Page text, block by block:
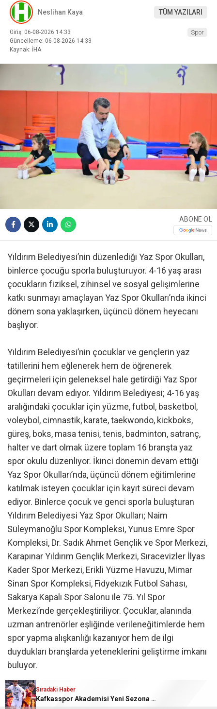
Neslihan Kaya TÜM YAZILARI
Giriş: 06-08-2026 14:33
Güncelleme: 06-08-2026 14:33
Kaynak: İHA
Spor
ABONE OL
Yıldırım Belediyesi’nin düzenlediği Yaz Spor Okulları,
binlerce çocuğu sporla buluşturuyor. 4-16 yaş arası
çocukların fiziksel, zihinsel ve sosyal gelişimlerine
katkı sunmayı amaçlayan Yaz Spor Okulları’nda ikinci
dönem sona yaklaşırken, üçüncü dönem heyecanı
başlıyor.
Yıldırım Belediyesi’nin çocuklar ve gençlerin yaz
tatillerini hem eğlenerek hem de öğrenerek
geçirmeleri için geleneksel hale getirdiği Yaz Spor
Okulları devam ediyor. Yıldırım Belediyesi; 4-16 yaş
aralığındaki çocuklar için yüzme, futbol, basketbol,
voleybol, cimnastik, karate, taekwondo, kickboks,
güreş, boks, masa tenisi, tenis, badminton, satranç,
halter ve dart olmak üzere toplam 16 branşta yaz
spor okulu düzenliyor. İkinci dönemin devam ettiği
Yaz Spor Okulları’nda, üçüncü dönem eğitimlerine
katılmak isteyen çocuklar için kayıt süreci devam
ediyor. Binlerce çocuk ve genci sporla buluşturan
Yıldırım Belediyesi Yaz Spor Okulları; Naim
Süleymanoğlu Spor Kompleksi, Yunus Emre Spor
Kompleksi, Dr. Sadık Ahmet Gençlik ve Spor Merkezi,
Karapınar Yıldırım Gençlik Merkezi, Sıracevizler İlyas
Kader Spor Merkezi, Erikli Yüzme Havuzu, Mimar
Sinan Spor Kompleksi, Fidyekızık Futbol Sahası,
Sakarya Kapalı Spor Salonu ile 75. Yıl Spor
Merkezi’nde gerçekleştiriliyor. Çocuklar, alanında
uzman antrenörler eşliğinde verileneğitimlerde hem
spor yapma alışkanlığı kazanıyor hem de ilgi
duydukları branşlarda yeteneklerini geliştirme imkanı
buluyor.
Başkan Yılmaz’dan ziyaret
Sıradaki Haber
Kafkasspor Akademisi Yeni Sezona Hazırlanıyor